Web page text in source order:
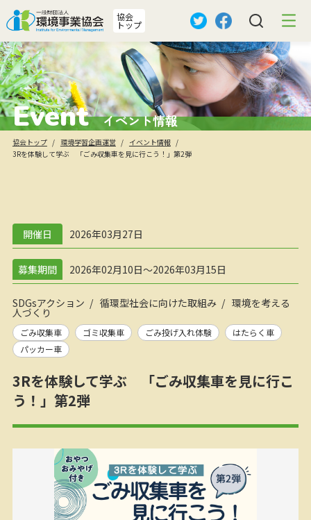
協会
トップ
Event イベント情報
協会トップ 環境学習企画運営
イベント情報
3Rを体験して学ぶ 「ごみ収集車を見に行こう！」第2弾
開催日 2026年03月27日
募集期間 2026年02月10日～2026年03月15日
SDGsアクション 循環型社会に向けた取組み 環境を考える
人づくり
ごみ収集車 ゴミ収集車 ごみ投げ入れ体験
はたらく車
パッカー車
3Rを体験して学ぶ 「ごみ収集車を見に行こ
う！」第2弾